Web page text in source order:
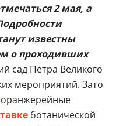
2 мая, а
одробности
известны
о проходивших
сад Петра Великого
мероприятий. Зато
ботанической